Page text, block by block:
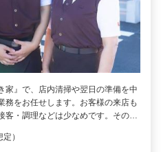
家』で、店内清掃や翌日の準備を中
務をお任せします。お客様の来店も
客・調理などは少なめです。その…
）